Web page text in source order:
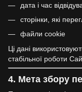
дата і час
сторінки, які
файли cookie
Ці дані
стабільної роботи
4. Мета збору